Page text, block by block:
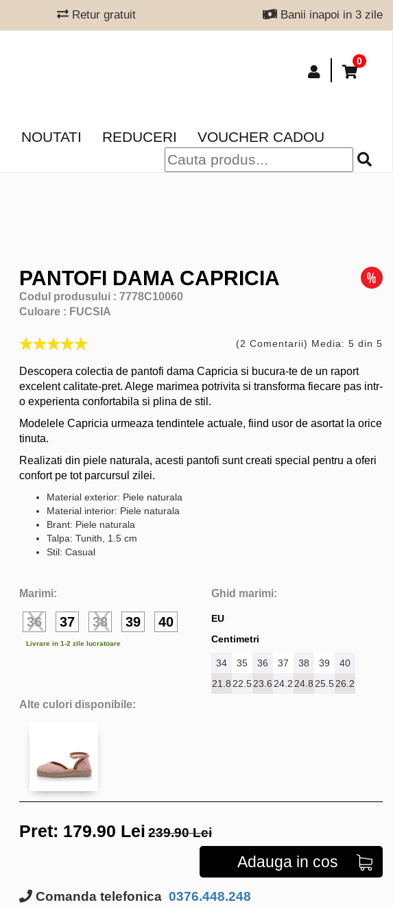
Retur gratuit Banii inapoi in 3 zile
0
NOUTATI REDUCERI VOUCHER CADOU
PANTOFI DAMA CAPRICIA
Codul produsului : 7778C10060
Culoare : FUCSIA
(2 Comentarii) Media: 5 din 5
Descopera colectia de pantofi dama Capricia si bucura-te de un raport
excelent calitate-pret. Alege marimea potrivita si transforma fiecare pas intr-
o experienta confortabila si plina de stil.
Modelele Capricia urmeaza tendintele actuale, fiind usor de asortat la orice
tinuta.
Realizati din piele naturala, acesti pantofi sunt creati special pentru a oferi
confort pe tot parcursul zilei.
Material exterior: Piele naturala
Material interior: Piele naturala
Brant: Piele naturala
Talpa: Tunith, 1.5 cm
Stil: Casual
Marimi:
36 37 38 39 40
Livrare in 1-2 zile lucratoare
Ghid marimi:
EU
Centimetri
34 35 36 37 38 39
40
21.8 22.523.6 24.2 24.8 25.526.2
Alte culori disponibile:
Pret: 179.90 Lei 239.90 Lei
Adauga in cos
Comanda telefonica 0376.448.248